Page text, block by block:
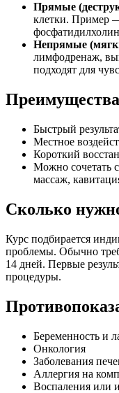
Прямые
клетки. Пример
Непрямые
лимфодренаж,
подходят для
Быстрый
Местное
Короткий
Можно сочетать
массаж,
Сколько
Курс подбирается
проблемы. Обычно
14 дней. Первые
процедуры.
Беременность и
Онкология
Заболевания
Аллергия на
Воспаления или